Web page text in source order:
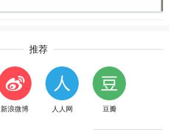
推荐
新浪微博 人人网 豆瓣